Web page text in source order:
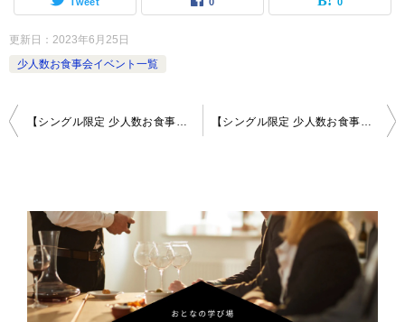
更新日： 2023年6月25日
少人数お食事会イベント一覧
投